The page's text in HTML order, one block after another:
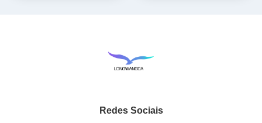
Redes Sociais